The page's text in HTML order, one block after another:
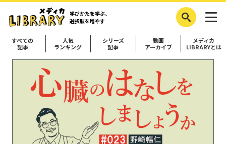
学びかたを学ぶ、
選択肢を増やす
すべての
記事
人気
ランキング
シリーズ
記事
動画
アーカイブ
メディカ
LIBRARYとは